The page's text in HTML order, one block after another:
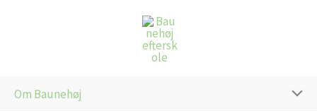
Om Baunehøj